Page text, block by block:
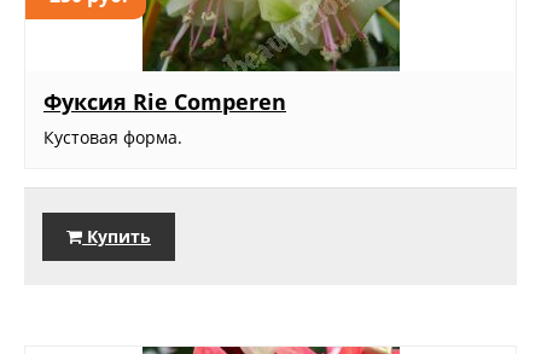
Фуксия Rie Comperen
Кустовая форма.
Купить